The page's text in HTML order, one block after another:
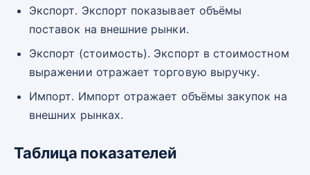
Экспорт. Экспорт показывает объёмы
поставок на внешние рынки.
Экспорт (стоимость). Экспорт в стоимостном
выражении отражает торговую выручку.
Импорт. Импорт отражает объёмы закупок на
внешних рынках.
Таблица показателей